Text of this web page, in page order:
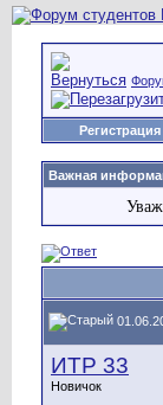
Регистрация
Важная
ИТР 33
Новичок